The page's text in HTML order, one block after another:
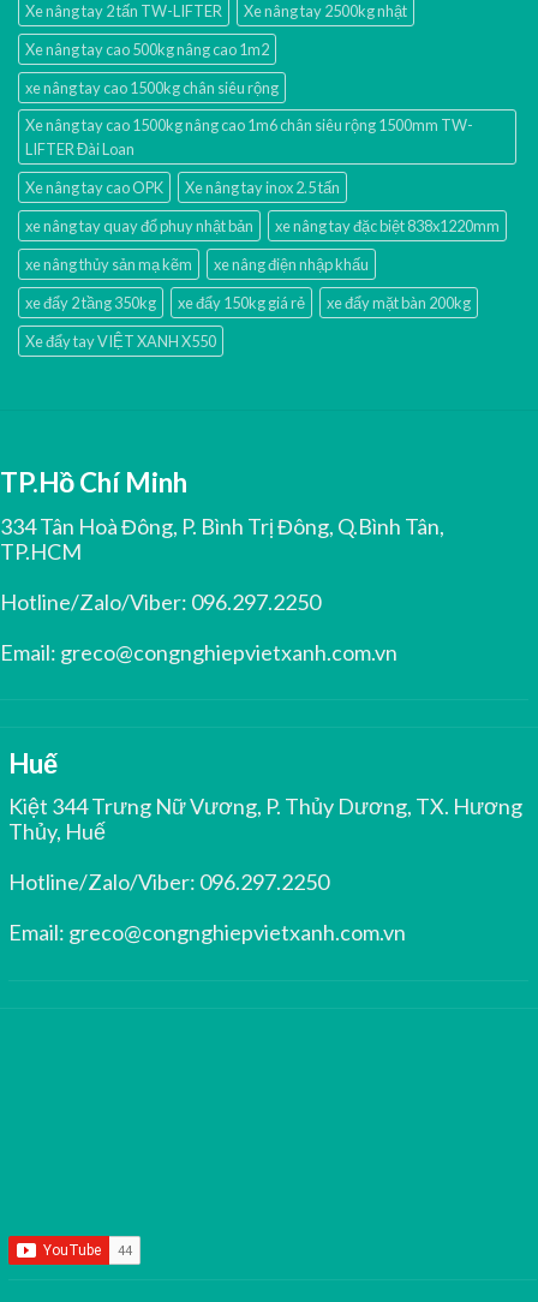
Xe nâng tay 2 tấn TW-LIFTER
Xe nâng tay 2500kg nhật
Xe nâng tay cao 500kg nâng cao 1m2
xe nâng tay cao 1500kg chân siêu rộng
Xe nâng tay cao 1500kg nâng cao 1m6 chân siêu rộng 1500mm TW-
LIFTER Đài Loan
Xe nâng tay cao OPK
Xe nâng tay inox 2.5 tấn
xe nâng tay quay đổ phuy nhật bản
xe nâng tay đặc biệt 838x1220mm
xe nâng thủy sản mạ kẽm
xe nâng điện nhập khấu
xe đẩy 2 tầng 350kg
xe đẩy 150kg giá rẻ
xe đẩy mặt bàn 200kg
Xe đẩy tay VIỆT XANH X550
TP.Hồ Chí Minh
334 Tân Hoà Đông, P. Bình Trị Đông, Q.Bình Tân,
TP.HCM
Hotline/Zalo/Viber: 096.297.2250
Email: greco@congnghiepvietxanh.com.vn
Huế
Kiệt 344 Trưng Nữ Vương, P. Thủy Dương, TX. Hương
Thủy, Huế
Hotline/Zalo/Viber: 096.297.2250
Email: greco@congnghiepvietxanh.com.vn